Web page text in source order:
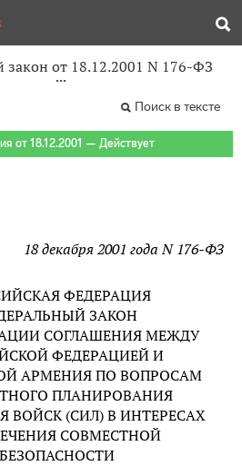
закон от 18.12.2001 N 176-ФЗ
Поиск в тексте
от 18.12.2001 — Действует
18 декабря 2001 года N 176-ФЗ
ФЕДЕРАЦИЯ
ЗАКОН
СОГЛАШЕНИЯ МЕЖДУ
ФЕДЕРАЦИЕЙ И
АРМЕНИЯ ПО ВОПРОСАМ
ПЛАНИРОВАНИЯ
ВОЙСК (СИЛ) В ИНТЕРЕСАХ
СОВМЕСТНОЙ
БЕЗОПАСНОСТИ